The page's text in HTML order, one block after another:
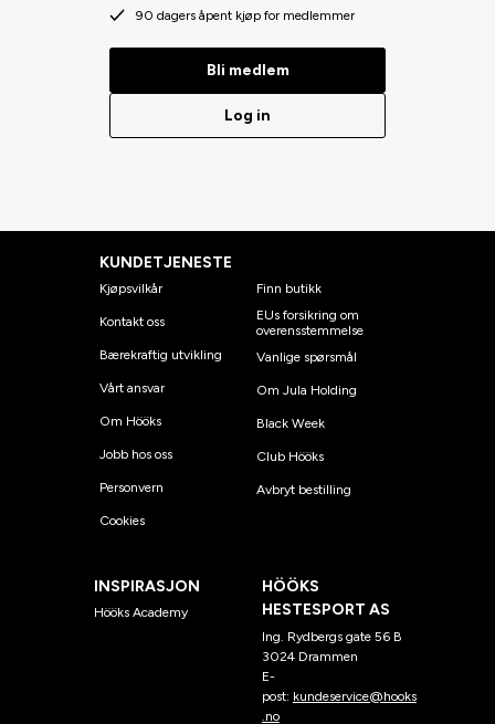
90 dagers åpent kjøp for medlemmer
Bli medlem
Log in
KUNDETJENESTE
Kjøpsvilkår
Kontakt oss
Bærekraftig utvikling
Vårt ansvar
Om Hööks
Jobb hos oss
Personvern
Cookies
Finn butikk
EUs forsikring om
overensstemmelse
Vanlige spørsmål
Om Jula Holding
Black Week
Club Hööks
Avbryt bestilling
INSPIRASJON
Hööks Academy
HÖÖKS
HESTESPORT AS
Ing. Rydbergs gate 56 B
3024 Drammen
E-
post: kundeservice@hooks
.no